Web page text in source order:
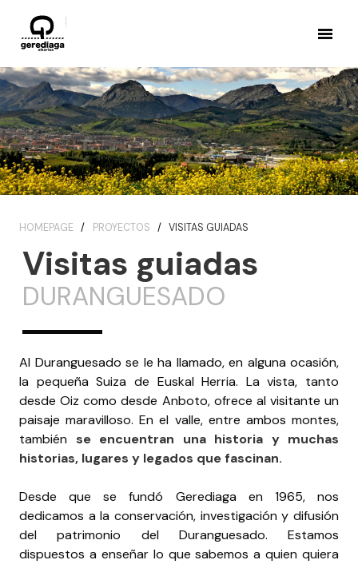
HOMEPAGE PROYECTOS VISITAS GUIADAS
Visitas guiadas
DURANGUESADO
Al Duranguesado se le ha llamado, en alguna ocasión,
la pequeña Suiza de Euskal Herria. La vista, tanto
desde Oiz como desde Anboto, ofrece al visitante un
paisaje maravilloso. En el valle, entre ambos montes,
también se encuentran una historia y muchas
historias, lugares y legados que fascinan.
Desde que se fundó Gerediaga en 1965, nos
dedicamos a la conservación, investigación y difusión
del patrimonio del Duranguesado. Estamos
dispuestos a enseñar lo que sabemos a quien quiera